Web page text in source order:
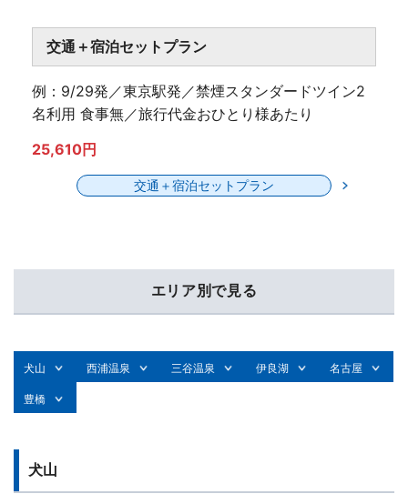
交通＋宿泊セットプラン
例：9/29発／東京駅発／禁煙スタンダードツイン2
名利用 食事無／旅行代金おひとり様あたり
25,610円
交通＋宿泊セットプラン
エリア別で見る
犬山 西浦温泉 三谷温泉 伊良湖 名古屋
豊橋
犬山